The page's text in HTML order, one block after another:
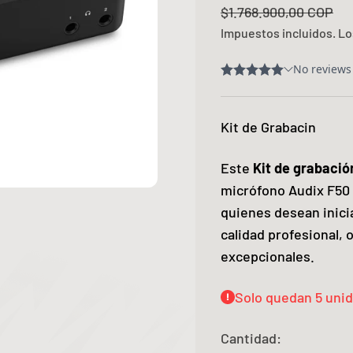
Precio normal
$1.768.900,00 COP
Impuestos incluidos.
Kit de Grabacin
Este Kit de
micrófono Audix F50
quienes desean
calidad profesional,
excepcionales.
Solo quedan 5
Cantidad: